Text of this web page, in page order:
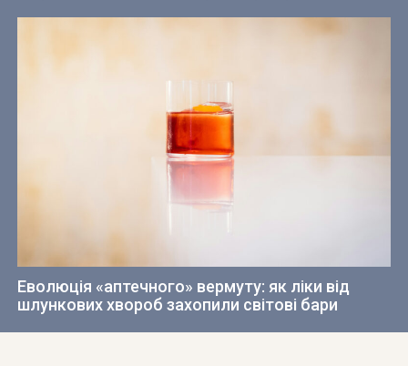
Еволюція «аптечного» вермуту: як ліки від
шлункових хвороб захопили світові бари